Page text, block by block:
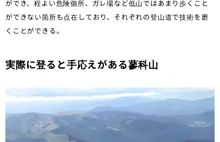
ができ、程よい危険個所、ガレ場など低山ではあまり歩くこと
ができない箇所も点在しており、それぞれの登山道で技術を磨
くことができる。
実際に登ると手応えがある蓼科山